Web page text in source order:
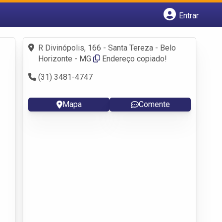
Entrar
Fazer login
Criar conta
R Divinópolis, 166 - Santa Tereza - Belo
Horizonte - MG
Endereço copiado!
(31) 3481-4747
Mapa Comente